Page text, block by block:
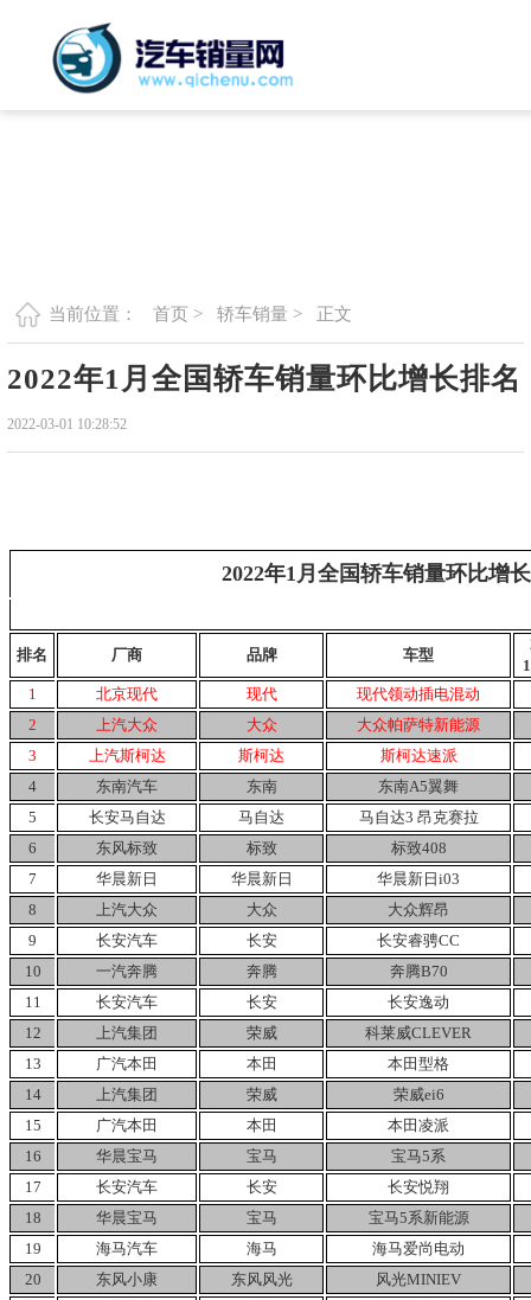
当前位置： 首页 > 轿车销量 > 正文
2022年1月全国轿车销量环比增长排名
2022-03-01 10:28:52
2022年1月全国轿车销量环比增
排名 厂商 品牌 车型
1
北京现代 现代
现代领动插电混动
2
上汽大众 大众
大众帕萨特新能源
3
上汽斯柯达 斯柯达
斯柯达速派
4
东南汽车 东南
东南A5翼舞
5
长安马自达 马自达 马自达3 昂克赛拉
6
东风标致 标致
标致408
7
华晨新日 华晨新日
华晨新日i03
8
上汽大众 大众
大众辉昂
9
长安汽车 长安
长安睿骋CC
10
一汽奔腾 奔腾
奔腾B70
11
长安汽车 长安
长安逸动
12
上汽集团 荣威
科莱威CLEVER
13
广汽本田 本田
本田型格
14
上汽集团 荣威
荣威ei6
15
广汽本田 本田
本田凌派
16
华晨宝马 宝马
宝马5系
17
长安汽车 长安
长安悦翔
18
华晨宝马 宝马
宝马5系新能源
19
海马汽车 海马
海马爱尚电动
20
东风小康 东风风光
风光MINIEV